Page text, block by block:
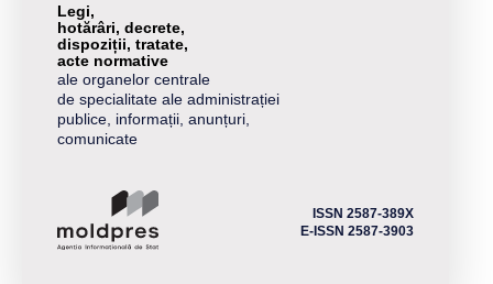
Legi,
hotărâri, decrete,
dispoziții, tratate,
acte normative
ale organelor centrale
de specialitate ale administrației
publice, informații, anunțuri,
comunicate
ISSN 2587-389X
E-ISSN 2587-3903